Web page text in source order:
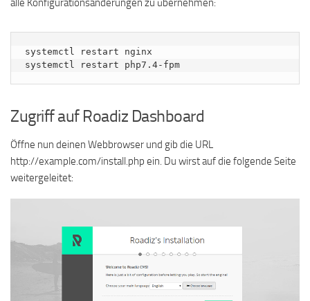
alle Konfigurationsänderungen zu übernehmen:
systemctl restart nginx
systemctl restart php7.4-fpm
Zugriff auf Roadiz Dashboard
Öffne nun deinen Webbrowser und gib die URL
http://example.com/install.php ein. Du wirst auf die folgende Seite
weitergeleitet: